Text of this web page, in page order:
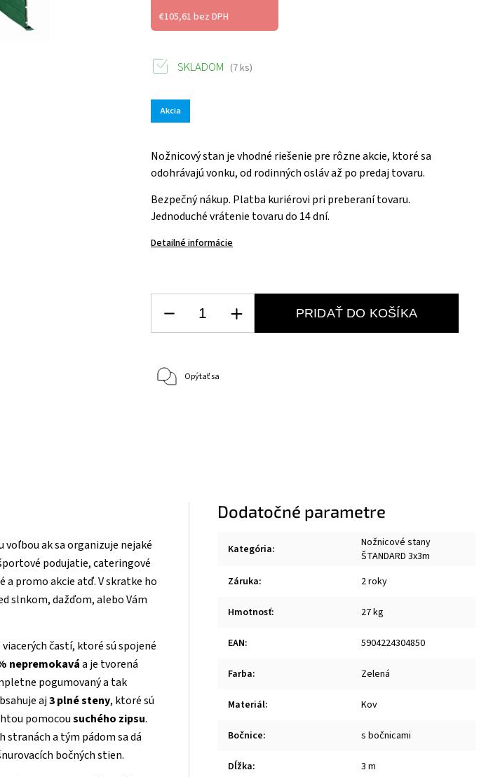
€105,61 bez DPH
Akcia
Nožnicový stan je vhodné riešenie pre rôzne akcie, ktoré sa
odohrávajú vonku, od rodinných osláv až po predaj tovaru.
Bezpečný nákup. Platba kuriérovi pri preberaní tovaru.
Jednoduché vrátenie tovaru do 14 dní.
Detailné informácie
SKLADOM (7 ks)
PRIDAŤ DO KOŠÍKA
Opýtať sa
voľbou ak sa organizuje nejaké
podujatie, cateringové
promo akcie atď. V skratke ho
slnkom, dažďom, alebo Vám
častí, ktoré sú spojené
nepremokaváa je tvorená
pogumovaný a tak
aj3 plné steny, ktoré sú
pomocousuchého zipsu.
stranách a tým pádom sa dá
bočných stien.
Dodatočné parametre
Kategória:
Nožnicové stany
ŠTANDARD 3x3m
Záruka: 2 roky
Hmotnosť: 27 kg
EAN: 5904224304850
Farba: Zelená
Materiál: Kov
Bočnice: s bočnicami
Dĺžka: 3 m